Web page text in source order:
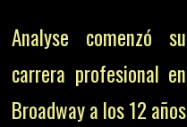
Analyse comenzó su
carrera profesional en
Broadway a los 12 años